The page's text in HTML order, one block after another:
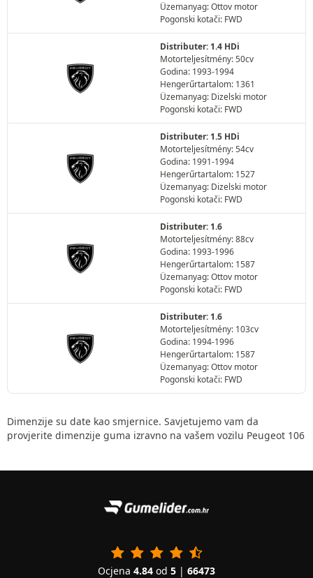
Üzemanyag: Ottov motor
Pogonski kotači: FWD
Distributer: 1.4 HDi
Motorteljesítmény: 50cv
Godina: 1993-1994
Hengerűrtartalom: 1361
Üzemanyag: Dizelski motor
Pogonski kotači: FWD
Distributer: 1.5 HDi
Motorteljesítmény: 54cv
Godina: 1991-1994
Hengerűrtartalom: 1527
Üzemanyag: Dizelski motor
Pogonski kotači: FWD
Distributer: 1.6
Motorteljesítmény: 88cv
Godina: 1993-1996
Hengerűrtartalom: 1587
Üzemanyag: Ottov motor
Pogonski kotači: FWD
Distributer: 1.6
Motorteljesítmény: 103cv
Godina: 1994-1996
Hengerűrtartalom: 1587
Üzemanyag: Ottov motor
Pogonski kotači: FWD
Dimenzije su date kao smjernice. Savjetujemo vam da
provjerite dimenzije guma izravno na vašem vozilu Peugeot 106
Ocjena 4.84 od 5 | 66473